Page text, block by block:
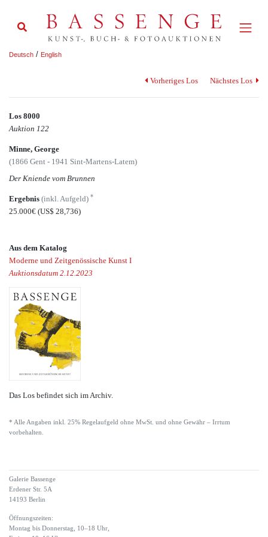
Deutsch / English
Vorheriges Los Nächstes Los
Los 8000
Auktion 122
Minne, George
(1866 Gent - 1941 Sint-Martens-Latem)
Der Kniende vom Brunnen
Ergebnis (inkl. Aufgeld) *
25.000€ (US$ 28,736)
Aus dem Katalog
Moderne und Zeitgenössische Kunst I
Auktionsdatum 2.12.2023
Das Los befindet sich im Archiv.
* Alle Angaben inkl. 25% Regelaufgeld ohne MwSt. und ohne Gewähr – Irrtum
vorbehalten.
Galerie Bassenge
Erdener Str. 5A
14193 Berlin
Öffnungszeiten:
Montag bis Donnerstag, 10–18 Uhr,